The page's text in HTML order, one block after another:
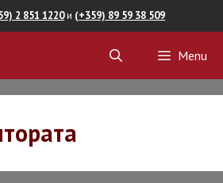
2 851 1220и (+359) 89 59 38 509
Menu